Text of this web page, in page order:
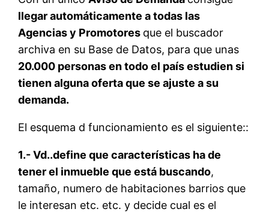
llegar automáticamente a todas las
Agencias y Promotores que el buscador
archiva en su Base de Datos, para que unas
20.000 personas en todo el país estudien si
tienen alguna oferta que se ajuste a su
demanda.
El esquema d funcionamiento es el siguiente::
1.- Vd..define que características ha de
tener el inmueble que está buscando,
tamaño, numero de habitaciones barrios que
le interesan etc. etc. y decide cual es el